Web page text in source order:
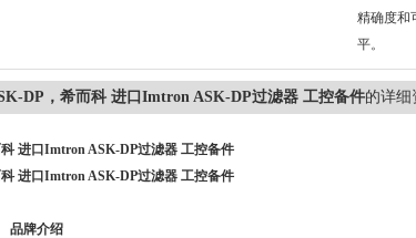
精确度和
平。
DP，希而科 进口Imtron ASK-DP过滤器 工控备件的详细
进口Imtron ASK-DP过滤器 工控备件
进口Imtron ASK-DP过滤器 工控备件
品牌介绍